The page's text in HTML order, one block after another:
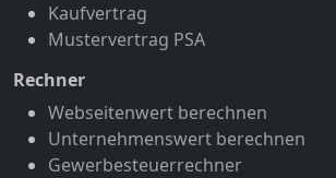
Kaufvertrag
Mustervertrag PSA
Rechner
Webseitenwert berechnen
Unternehmenswert berechnen
Gewerbesteuerrechner